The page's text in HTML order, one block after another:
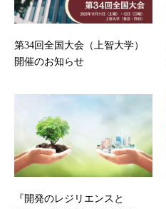
第34回全国大会（上智大学）
開催のお知らせ
『開発のレジリエンスと